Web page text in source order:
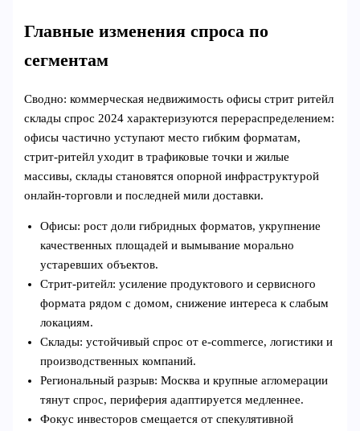
Главные изменения спроса по
сегментам
Сводно: коммерческая недвижимость офисы стрит ритейл
склады спрос 2024 характеризуются перераспределением:
офисы частично уступают место гибким форматам,
стрит‑ритейл уходит в трафиковые точки и жилые
массивы, склады становятся опорной инфраструктурой
онлайн‑торговли и последней мили доставки.
Офисы: рост доли гибридных форматов, укрупнение
качественных площадей и вымывание морально
устаревших объектов.
Стрит‑ритейл: усиление продуктового и сервисного
формата рядом с домом, снижение интереса к слабым
локациям.
Склады: устойчивый спрос от e‑commerce, логистики и
производственных компаний.
Региональный разрыв: Москва и крупные агломерации
тянут спрос, периферия адаптируется медленнее.
Фокус инвесторов смещается от спекулятивной